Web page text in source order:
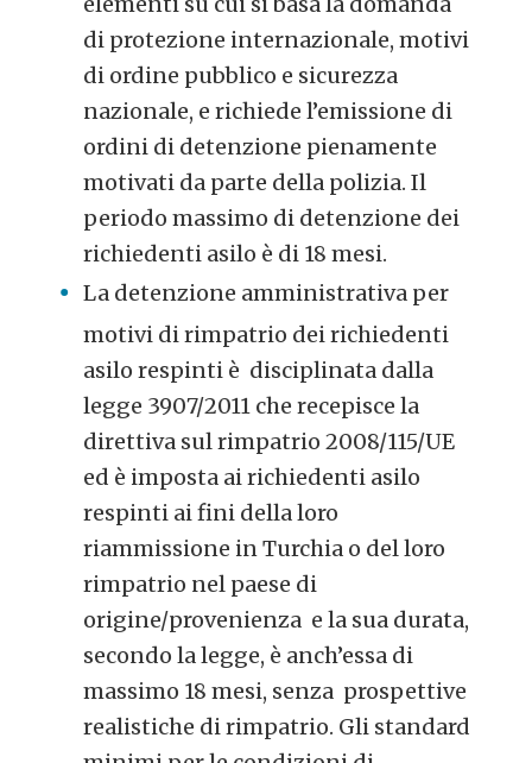
di protezione internazionale, motivi
di ordine pubblico e sicurezza
nazionale, e richiede l’emissione di
ordini di detenzione pienamente
motivati da parte della polizia. Il
periodo massimo di detenzione dei
richiedenti asilo è di 18 mesi.
La detenzione amministrativa per
motivi di rimpatrio dei richiedenti
asilo respinti è disciplinata dalla
legge 3907/2011 che recepisce la
direttiva sul rimpatrio 2008/115/UE
ed è imposta ai richiedenti asilo
respinti ai fini della loro
riammissione in Turchia o del loro
rimpatrio nel paese di
origine/provenienza e la sua durata,
secondo la legge, è anch’essa di
massimo 18 mesi, senza prospettive
realistiche di rimpatrio. Gli standard